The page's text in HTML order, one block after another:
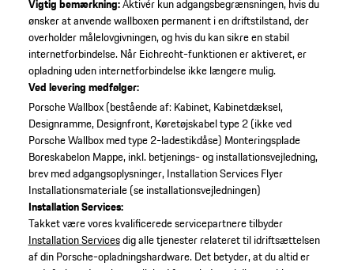
Vigtig bemærkning:Aktivér kun adgangsbegrænsningen, hvis du
ønsker at anvende wallboxen permanent i en driftstilstand, der
overholder målelovgivningen, og hvis du kan sikre en stabil
internetforbindelse. Når Eichrecht-funktionen er aktiveret, er
opladning uden internetforbindelse ikke længere mulig.
Ved levering medfølger:
Porsche Wallbox (bestående af: Kabinet, Kabinetdæksel,
Designramme, Designfront, Køretøjskabel type 2 (ikke ved
Porsche Wallbox med type 2-ladestikdåse) Monteringsplade
Boreskabelon Mappe, inkl. betjenings- og installationsvejledning,
brev med adgangsoplysninger, Installation Services Flyer
Installationsmateriale (se installationsvejledningen)
Installation Services:
Takket være vores kvalificerede servicepartnere tilbyder
Installation Servicesdig alle tjenester relateret til idriftsættelsen
af din Porsche-opladningshardware. Det betyder, at du altid er